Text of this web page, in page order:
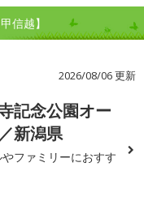
信越】
2026/08/06 更新
記念公園オー
新潟県
ファミリーにおすす